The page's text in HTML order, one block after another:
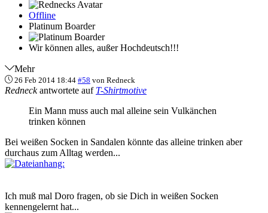
Offline
Platinum Boarder
Wir können alles, außer Hochdeutsch!!!
Mehr
26 Feb 2014 18:44 #58 von Redneck
Redneckantwortete auf T-Shirtmotive
Ein Mann muss auch mal alleine sein Vulkänchen
trinken können
Bei weißen Socken in Sandalen könnte das alleine trinken aber
durchaus zum Alltag werden...
Ich muß mal Doro fragen, ob sie Dich in weißen Socken
kennengelernt hat...